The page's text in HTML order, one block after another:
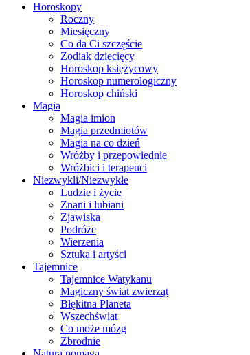
Horoskopy
Roczny
Miesięczny
Co da Ci szczęście
Zodiak dziecięcy
Horoskop księżycowy
Horoskop numerologiczny
Horoskop chiński
Magia
Magia imion
Magia przedmiotów
Magia na co dzień
Wróżby i przepowiednie
Wróżbici i terapeuci
Niezwykli/Niezwykłe
Ludzie i życie
Znani i lubiani
Zjawiska
Podróże
Wierzenia
Sztuka i artyści
Tajemnice
Tajemnice Watykanu
Magiczny świat zwierząt
Błękitna Planeta
Wszechświat
Co może mózg
Zbrodnie